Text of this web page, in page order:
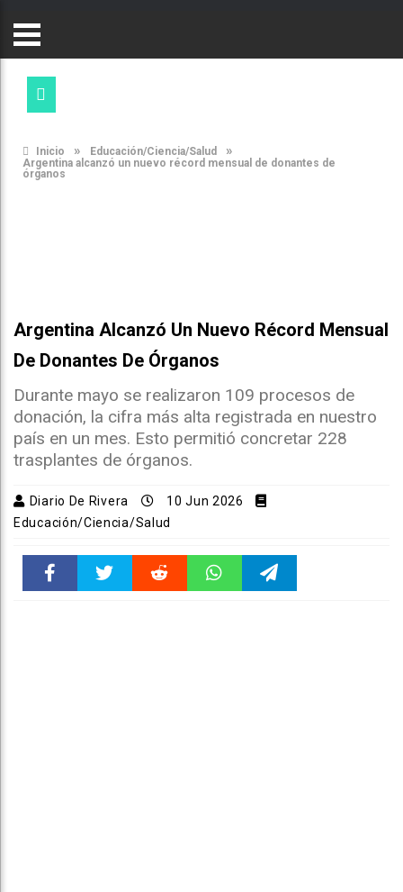
Inicio » Educación/Ciencia/Salud »
Argentina alcanzó un nuevo récord mensual de donantes de
órganos
Argentina Alcanzó Un Nuevo Récord Mensual
De Donantes De Órganos
Durante mayo se realizaron 109 procesos de
donación, la cifra más alta registrada en nuestro
país en un mes. Esto permitió concretar 228
trasplantes de órganos.
Diario De Rivera
10 Jun 2026
Educación/Ciencia/Salud